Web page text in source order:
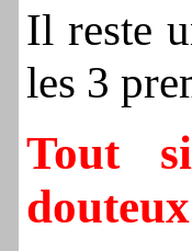
Il reste
les 3
Tout